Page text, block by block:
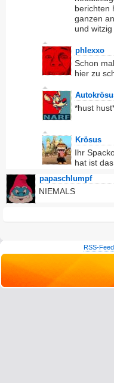
berichten
ganzen
und
phlexxo
Schon
hier zu
*hust
Krösus
Ihr
hat ist
papaschlumpf
NIEMALS
RSS-